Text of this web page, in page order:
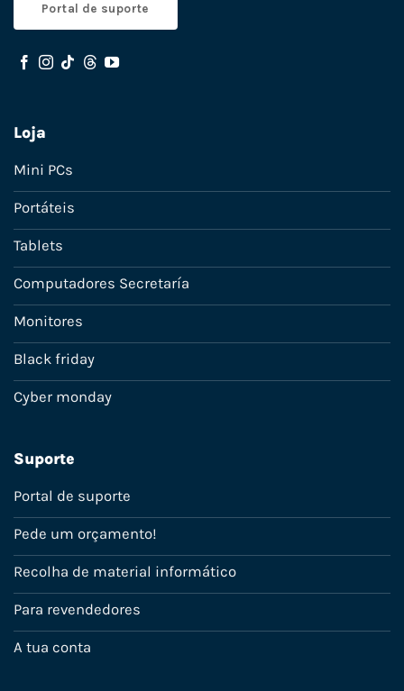
Portal de suporte
Loja
Mini PCs
Portáteis
Tablets
Computadores Secretaría
Monitores
Black friday
Cyber monday
Suporte
Portal de suporte
Pede um orçamento!
Recolha de material informático
Para revendedores
A tua conta